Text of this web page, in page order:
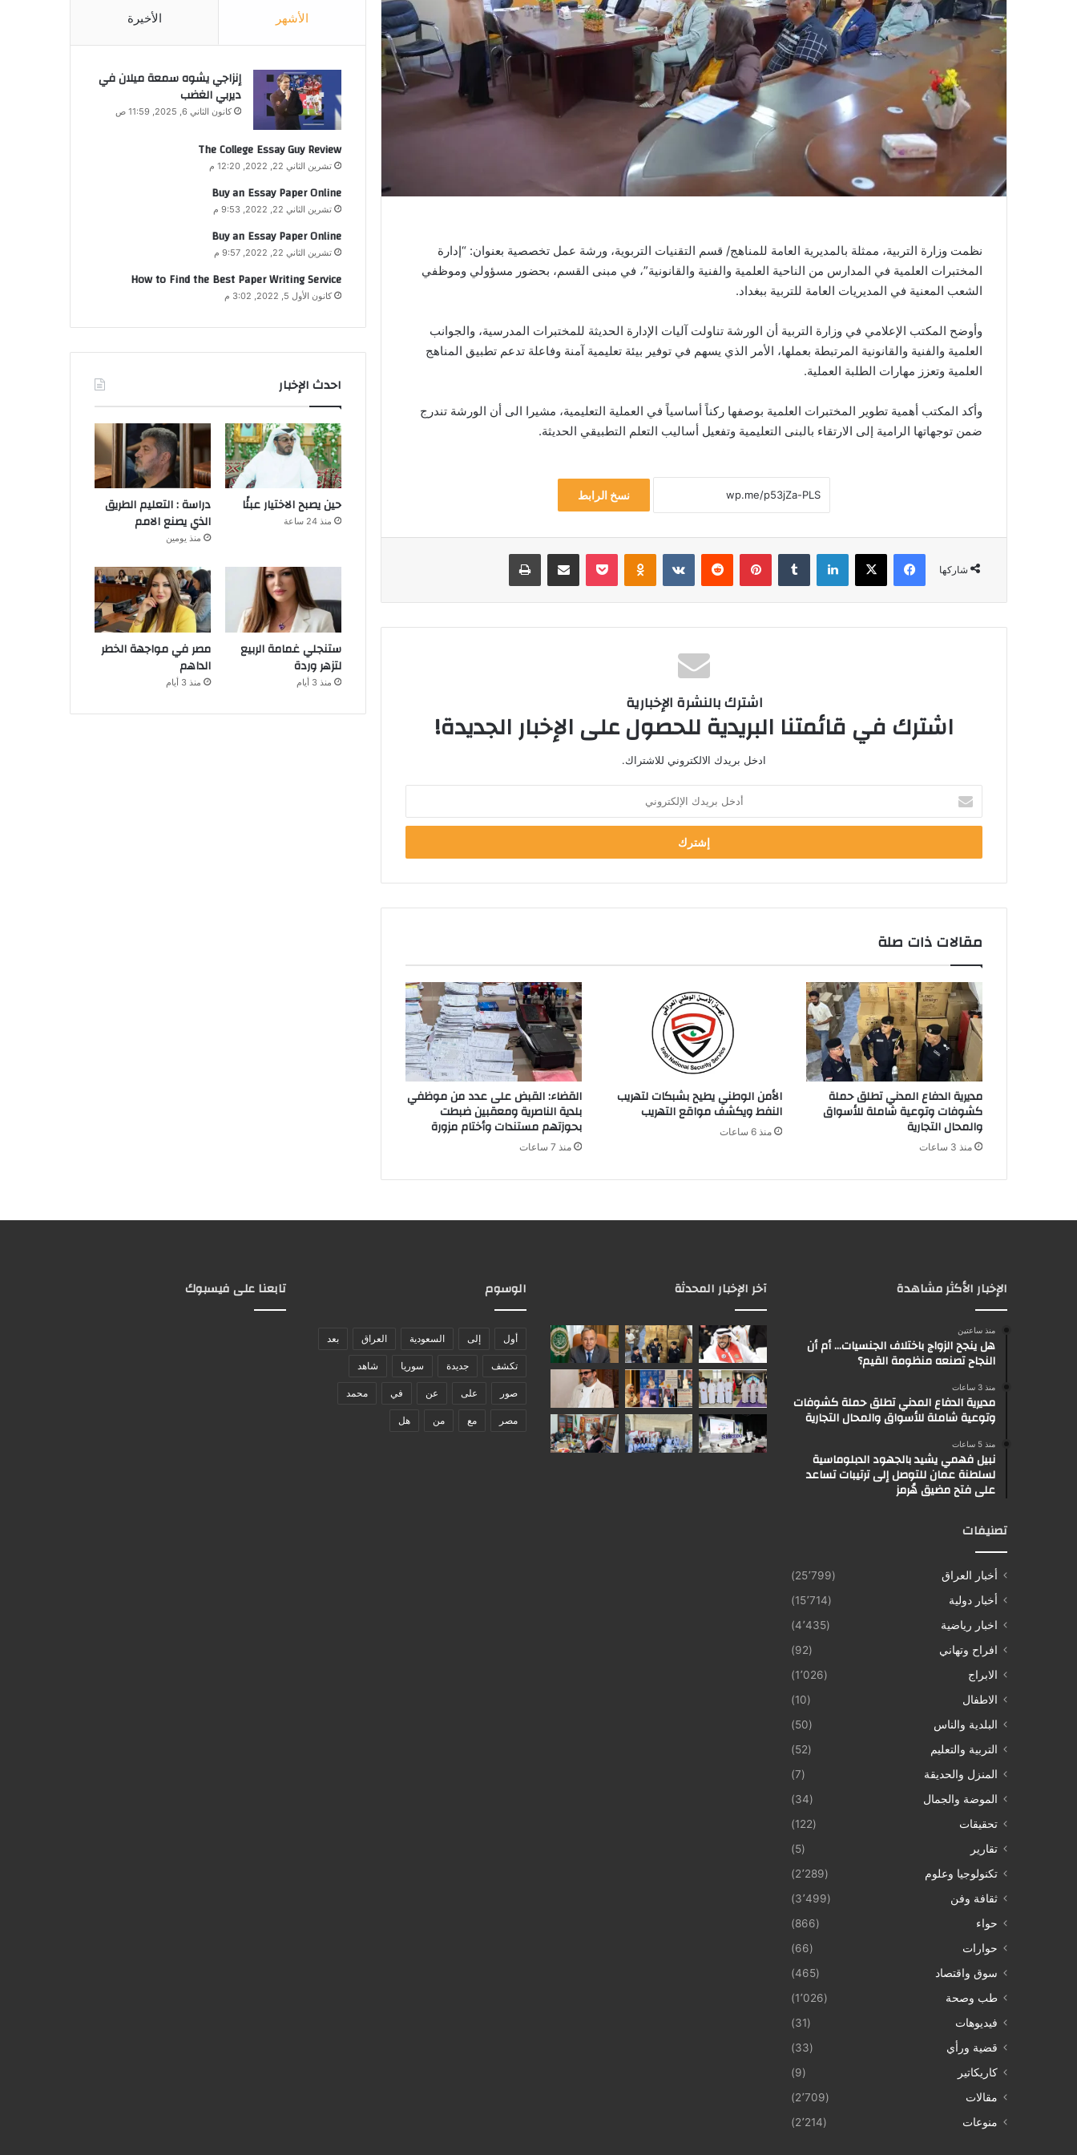
نظمت وزارة التربية، ممثلة بالمديرية العامة للمناهج/ قسم التقنيات التربوية، ورشة عمل تخصصية بعنوان: “إدارة
المختبرات العلمية في المدارس من الناحية العلمية والفنية والقانونية”، في مبنى القسم، بحضور مسؤولي وموظفي
الشعب المعنية في المديريات العامة للتربية ببغداد.
وأوضح المكتب الإعلامي في وزارة التربية أن الورشة تناولت آليات الإدارة الحديثة للمختبرات المدرسية، والجوانب
العلمية والفنية والقانونية المرتبطة بعملها، الأمر الذي يسهم في توفير بيئة تعليمية آمنة وفاعلة تدعم تطبيق المناهج
العلمية وتعزز مهارات الطلبة العملية.
وأكد المكتب أهمية تطوير المختبرات العلمية بوصفها ركناً أساسياً في العملية التعليمية، مشيرا الى أن الورشة تندرج
ضمن توجهاتها الرامية إلى الارتقاء بالبنى التعليمية وتفعيل أساليب التعلم التطبيقي الحديثة.
نسخ الرابط
شاركها
فيسبوك ‫X لينكدإن بينتيريست Odnoklassniki
‫Pocket مشاركة عبر البريد طباعة
اشترك بالنشرة الإخبارية
اشترك في قائمتنا البريدية للحصول على الإخبار الجديدة!
ادخل بريدك الالكتروني للاشتراك.
بريدك
الإلكتروني
مقالات ذات صلة
مديرية الدفاع المدني تطلق حملة
كشوفات وتوعية شاملة للأسواق
والمحال التجارية
منذ 3 ساعات
الأمن الوطني يطيح بشبكات لتهريب
النفط ويكشف مواقع التهريب
منذ 6 ساعات
القضاء: القبض على عدد من موظفي
بلدية الناصرية ومعقبين ضبطت
بحوزتهم مستندات وأختام مزورة
منذ 7 ساعات
الأشهر الأخيرة
إنزاجي يشوه سمعة ميلان في
ديربي الغضب
كانون الثاني 6, 2025, 11:59 ص
The College Essay Guy Review
تشرين الثاني 22, 2022, 12:20 م
Buy an Essay Paper Online
تشرين الثاني 22, 2022, 9:53 م
Buy an Essay Paper Online
تشرين الثاني 22, 2022, 9:57 م
How to Find the Best Paper Writing Service
كانون الأول 5, 2022, 3:02 م
احدث الإخبار
حين يصبح الاختيار عبئًا
منذ 24 ساعة
دراسة : التعليم الطريق
الذي يصنع الامم
منذ يومين
ستنجلي غمامة الربيع
لتزهر وردة
منذ 3 أيام
مصر في مواجهة الخطر
الداهم
منذ 3 أيام
الإخبار الأكثر مشاهدة
منذ ساعتين
هل ينجح الزواج باختلاف الجنسيات… أم أن
النجاح تصنعه منظومة القيم؟
منذ 3 ساعات
مديرية الدفاع المدني تطلق حملة كشوفات
وتوعية شاملة للأسواق والمحال التجارية
منذ 5 ساعات
نبيل فهمي يشيد بالجهود الدبلوماسية
لسلطنة عمان للتوصل إلى ترتيبات تساعد
على فتح مضيق هُرمز
تصنيفات
أخبار العراق
(25٬799)
أخبار دولية
(15٬714)
اخبار رياضية
(4٬435)
افراح وتهاني
(92)
الابراج
(1٬026)
الاطفال
(10)
البلدية والناس
(50)
التربية والتعليم
(52)
المنزل والحديقة
(7)
الموضة والجمال
(34)
تحقيقات
(122)
تقارير
(5)
تكنولوجيا وعلوم
(2٬289)
ثقافة وفن
(3٬499)
حواء
(866)
حوارات
(66)
سوق واقتصاد
(465)
طب وصحة
(1٬026)
فيديوهات
(31)
قضية ورأي
(33)
كاريكاتير
(9)
مقالات
(2٬709)
منوعات
(2٬214)
آخر الإخبار المحدثة الوسوم
أول إلى السعودية العراق بعد
تكشف جديدة سوريا شاهد
صور على عن في محمد
مصر مع من هل
تابعنا على فيسبوك